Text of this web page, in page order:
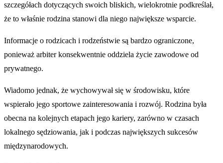
szczegółach dotyczących swoich bliskich, wielokrotnie podkreślał,
że to właśnie rodzina stanowi dla niego największe wsparcie.
Informacje o rodzicach i rodzeństwie są bardzo ograniczone,
ponieważ arbiter konsekwentnie oddziela życie zawodowe od
prywatnego.
Wiadomo jednak, że wychowywał się w środowisku, które
wspierało jego sportowe zainteresowania i rozwój. Rodzina była
obecna na kolejnych etapach jego kariery, zarówno w czasach
lokalnego sędziowania, jak i podczas największych sukcesów
międzynarodowych.